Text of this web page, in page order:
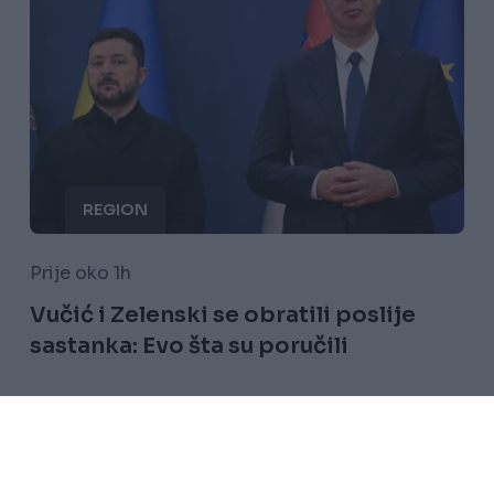
REGION
Prije oko 1h
Vučić i Zelenski se obratili poslije
sastanka: Evo šta su poručili